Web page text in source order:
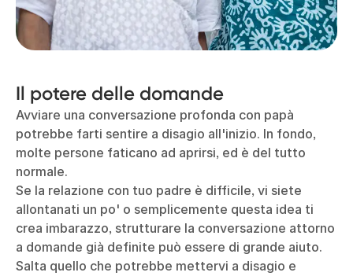
Il potere delle domande
Avviare una conversazione profonda con papà
potrebbe farti sentire a disagio all'inizio. In fondo,
molte persone faticano ad aprirsi, ed è del tutto
normale.
Se la relazione con tuo padre è difficile, vi siete
allontanati un po' o semplicemente questa idea ti
crea imbarazzo, strutturare la conversazione attorno
a domande già definite può essere di grande aiuto.
Salta quello che potrebbe mettervi a disagio e